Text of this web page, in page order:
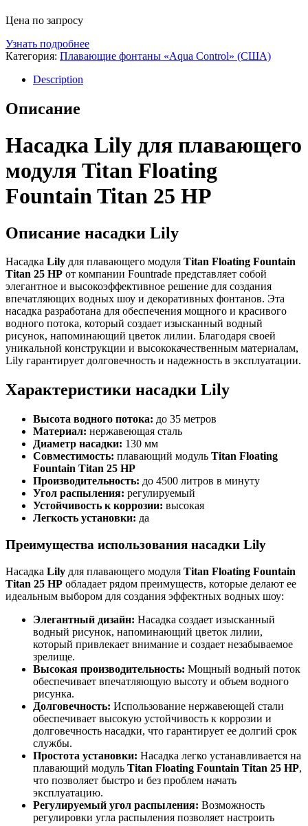
Цена по запросу
Узнать подробнее
Категория: Плавающие фонтаны «Aqua Control» (США)
Description
Описание
Насадка Lily для плавающего
модуля Titan Floating
Fountain Titan 25 HP
Описание насадки Lily
Насадка Lily для плавающего модуля Titan Floating Fountain
Titan 25 HP от компании Fountrade представляет собой
элегантное и высокоэффективное решение для создания
впечатляющих водных шоу и декоративных фонтанов. Эта
насадка разработана для обеспечения мощного и красивого
водного потока, который создает изысканный водный
рисунок, напоминающий цветок лилии. Благодаря своей
уникальной конструкции и высококачественным материалам,
Lily гарантирует долговечность и надежность в эксплуатации.
Характеристики насадки Lily
Высота водного потока: до 35 метров
Материал: нержавеющая сталь
Диаметр насадки: 130 мм
Совместимость: плавающий модуль Titan Floating
Fountain Titan 25 HP
Производительность: до 4500 литров в минуту
Угол распыления: регулируемый
Устойчивость к коррозии: высокая
Легкость установки: да
Преимущества использования насадки Lily
Насадка Lily для плавающего модуля Titan Floating Fountain
Titan 25 HP обладает рядом преимуществ, которые делают ее
идеальным выбором для создания эффектных водных шоу:
Элегантный дизайн: Насадка создает изысканный
водный рисунок, напоминающий цветок лилии,
который привлекает внимание и создает незабываемое
зрелище.
Высокая производительность: Мощный водный поток
обеспечивает впечатляющую высоту и объем водного
рисунка.
Долговечность: Использование нержавеющей стали
обеспечивает высокую устойчивость к коррозии и
долговечность насадки, что гарантирует ее долгий срок
службы.
Простота установки: Насадка легко устанавливается на
плавающий модуль Titan Floating Fountain Titan 25 HP,
что позволяет быстро и без проблем начать
эксплуатацию.
Регулируемый угол распыления: Возможность
регулировки угла распыления позволяет настроить